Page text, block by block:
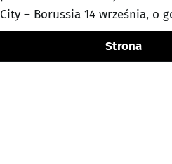
City – Borussia 14 września, o
Strona